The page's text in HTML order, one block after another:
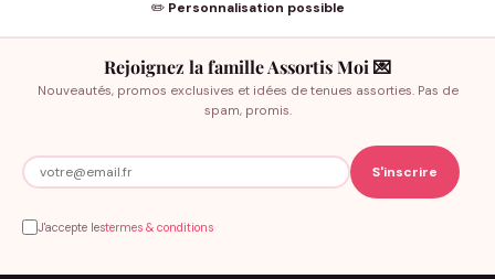
✏️ Personnalisation possible
Rejoignez la famille Assortis Moi 💌
Nouveautés, promos exclusives et idées de tenues assorties. Pas de
spam, promis.
J'accepte lestermes & conditions